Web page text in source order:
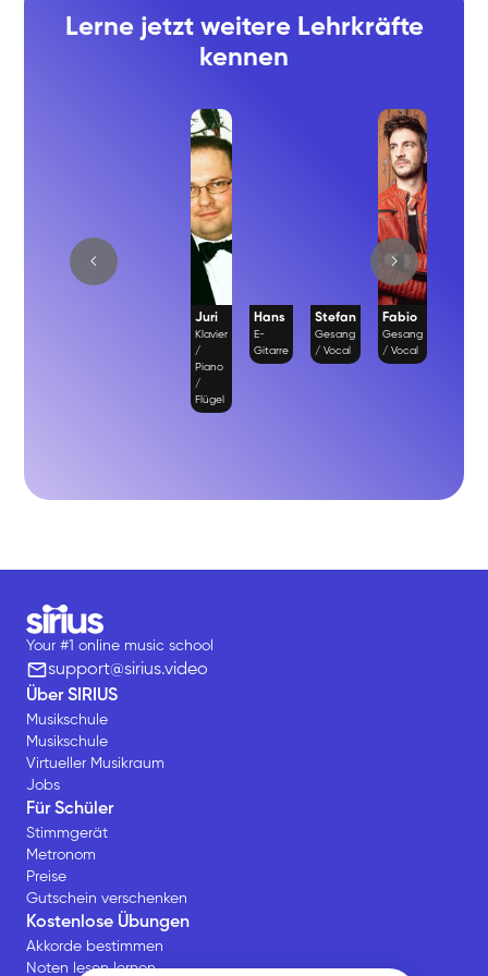
Lerne jetzt weitere Lehrkräfte
kennen
Juri
Klavier
/
Piano
/
Flügel
Hans
E-
Gitarre
Stefan
Gesang
/ Vocal
Fabio
Gesang
/ Vocal
Your #1 online music school
support@sirius.video
Über SIRIUS
Musikschule
Musikschule
Virtueller Musikraum
Jobs
Für Schüler
Stimmgerät
Metronom
Preise
Gutschein verschenken
Kostenlose Übungen
Akkorde bestimmen
Noten lesen lernen